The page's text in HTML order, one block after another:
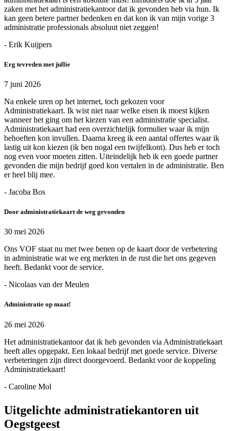
zaken met het administratiekantoor dat ik gevonden heb via hun. Ik
kan geen betere partner bedenken en dat kon ik van mijn vorige 3
administratie professionals absoluut niet zeggen!
- Erik Kuijpers
Erg tevreden met jullie
7 juni 2026
Na enkele uren op het internet, toch gekozen voor
Administratiekaart. Ik wist niet naar welke eisen ik moest kijken
wanneer het ging om het kiezen van een administratie specialist.
Administratiekaart had een overzichtelijk formulier waar ik mijn
behoeften kon invullen. Daarna kreeg ik een aantal offertes waar ik
lastig uit kon kiezen (ik ben nogal een twijfelkont). Dus heb er toch
nog even voor moeten zitten. Uiteindelijk heb ik een goede partner
gevonden die mijn bedrijf goed kon vertalen in de administratie. Ben
er heel blij mee.
- Jacoba Bos
Door administratiekaart de weg gevonden
30 mei 2026
Ons VOF staat nu met twee benen op de kaart door de verbetering
in administratie wat we erg merkten in de rust die het ons gegeven
heeft. Bedankt voor de service.
- Nicolaas van der Meulen
Administratie op maat!
26 mei 2026
Het administratiekantoor dat ik heb gevonden via Administratiekaart
heeft alles opgepakt. Een lokaal bedrijf met goede service. Diverse
verbeteringen zijn direct doorgevoerd. Bedankt voor de koppeling
Administratiekaart!
- Caroline Mol
Uitgelichte administratiekantoren uit
Oegstgeest